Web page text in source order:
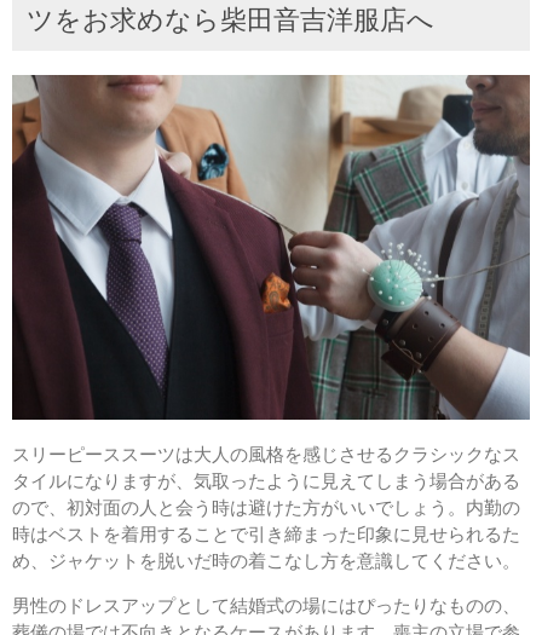
ツをお求めなら柴田音吉洋服店へ
スリーピーススーツは大人の風格を感じさせるクラシックなス
タイルになりますが、気取ったように見えてしまう場合がある
ので、初対面の人と会う時は避けた方がいいでしょう。内勤の
時はベストを着用することで引き締まった印象に見せられるた
め、ジャケットを脱いだ時の着こなし方を意識してください。
男性のドレスアップとして結婚式の場にはぴったりなものの、